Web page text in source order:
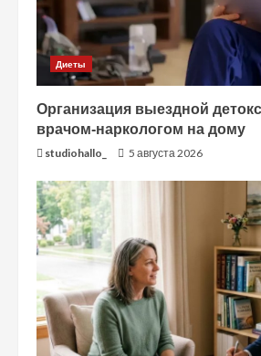
Диеты
Организация выездной
врачом-наркологом на дому
studiohallo_ 5 августа 2026